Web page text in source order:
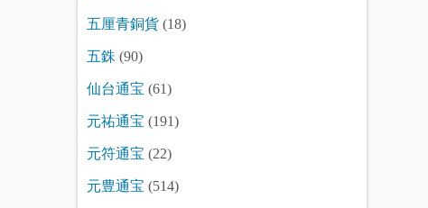
五厘青銅貨 (18)
五銖 (90)
仙台通宝 (61)
元祐通宝 (191)
元符通宝 (22)
元豊通宝 (514)